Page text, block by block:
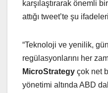
karşılaştırarak önemli
attığı tweet’te şu
“Teknoloji ve yenilik,
regülasyonlarını her
MicroStrategy çok net
yönetimi altında ABD